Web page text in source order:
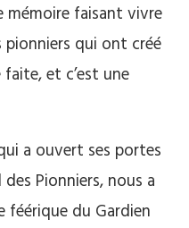
faisant vivre
pionniers qui ont créé
faite, et c’est une
a ouvert ses portes
Pionniers, nous a
féérique du Gardien